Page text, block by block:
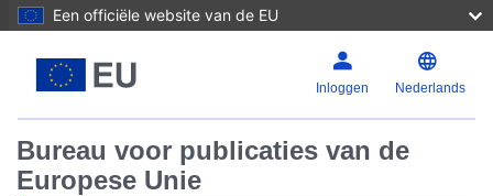
Een officiële website van de EU
Inloggen Nederlands
Bureau voor publicaties van de
Europese Unie